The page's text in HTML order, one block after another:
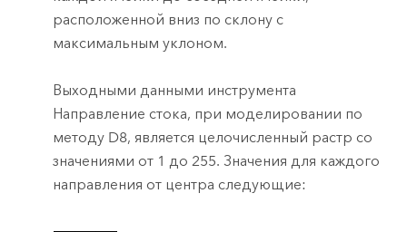
расположенной вниз по склону с
максимальным уклоном.
Выходными данными инструмента
Направление стока, при моделировании по
методу D8, является целочисленный растр со
значениями от 1 до 255. Значения для каждого
направления от центра следующие: